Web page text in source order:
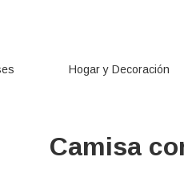
Hogar y Decoración
Camisa